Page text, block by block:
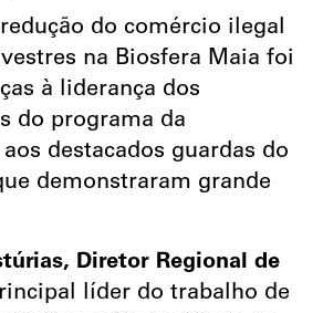
do comércio ilegal
na Biosfera Maia foi
à liderança dos
do programa da
aos destacados guardas do
demonstraram grande
Diretor Regional de
líder do trabalho de